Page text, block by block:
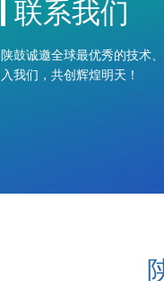
联系我们
陕鼓诚邀全球最优秀的技术
入我们，共创辉煌明天！